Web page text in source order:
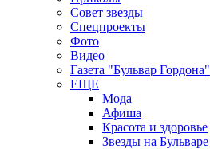
Совет звезды
Спецпроекты
Фото
Видео
Газета "Бульвар Гордона"
ЕЩЕ
Мода
Афиша
Красота и здоровье
Звезды на Бульваре